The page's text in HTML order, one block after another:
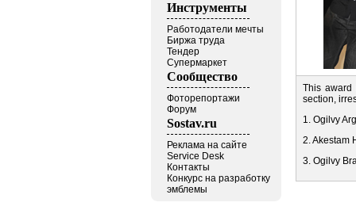
Инструменты
Работодатели мечты
Биржа труда
Тендер
Супермаркет
Сообщество
Фоторепортажи
Форум
Sostav.ru
Реклама на сайте
Service Desk
Контакты
Конкурс на разработку
эмблемы
This award
section,
1. Ogilvy
2. Akestam
3. Ogilvy